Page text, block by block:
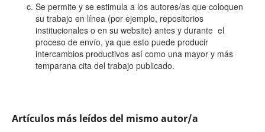
Se permite y se estimula a los autores/as que coloquen
su trabajo en línea (por ejemplo, repositorios
institucionales o en su website) antes y durante el
proceso de envío, ya que esto puede producir
intercambios productivos así como una mayor y más
temparana cita del trabajo publicado.
Artículos más leídos del mismo autor/a